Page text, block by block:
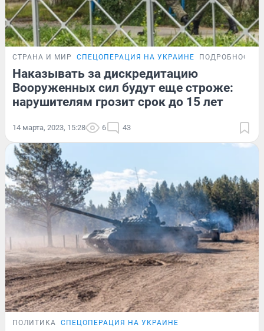
СТРАНА И МИР СПЕЦОПЕРАЦИЯ НА УКРАИНЕ ПОДРОБНОСТИ
Наказывать за дискредитацию
Вооруженных сил будут еще строже:
нарушителям грозит срок до 15 лет
14 марта, 2023, 15:28 6 43
ПОЛИТИКА СПЕЦОПЕРАЦИЯ НА УКРАИНЕ